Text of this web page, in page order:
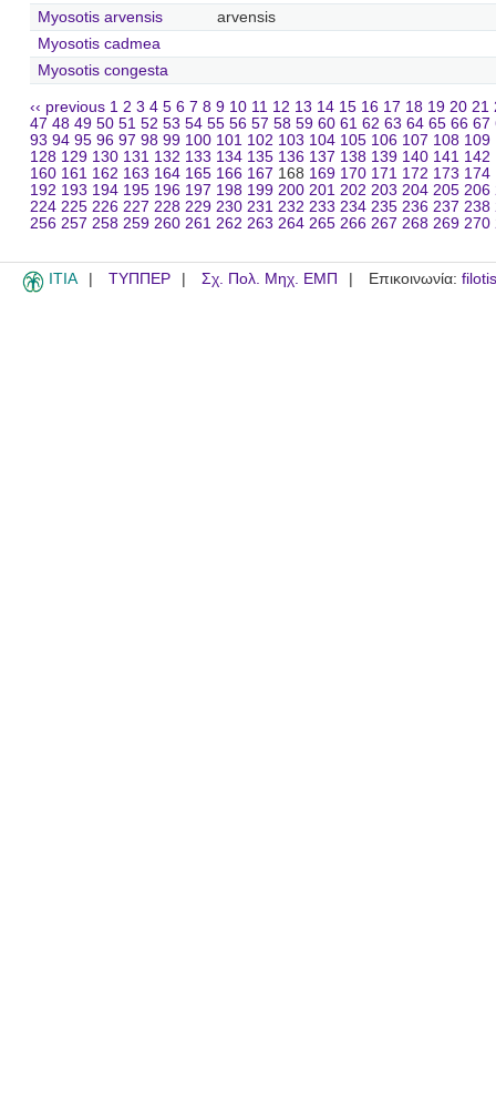
Myosotis arvensis
arvensis
Myosotis cadmea
Myosotis congesta
‹‹ previous 1 2 3 4 5 6 7 8 9 10 11 12 13 14 15 16 17 18 19 20 21
47 48 49 50 51 52 53 54 55 56 57 58 59 60 61 62 63 64 65 66 67
93 94 95 96 97 98 99 100 101 102 103 104 105 106 107 108 109
128 129 130 131 132 133 134 135 136 137 138 139 140 141 142
160 161 162 163 164 165 166 167 168 169 170 171 172 173 174
192 193 194 195 196 197 198 199 200 201 202 203 204 205 206
224 225 226 227 228 229 230 231 232 233 234 235 236 237 238
256 257 258 259 260 261 262 263 264 265 266 267 268 269 270
ITIA ΤΥΠΠΕΡ Σχ. Πολ. Μηχ. ΕΜΠ Επικοινωνία: